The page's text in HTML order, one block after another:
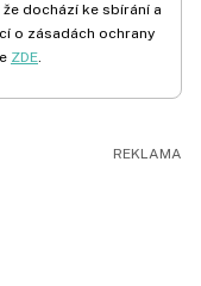
dochází ke sbírání a
o zásadách ochrany
ZDE.